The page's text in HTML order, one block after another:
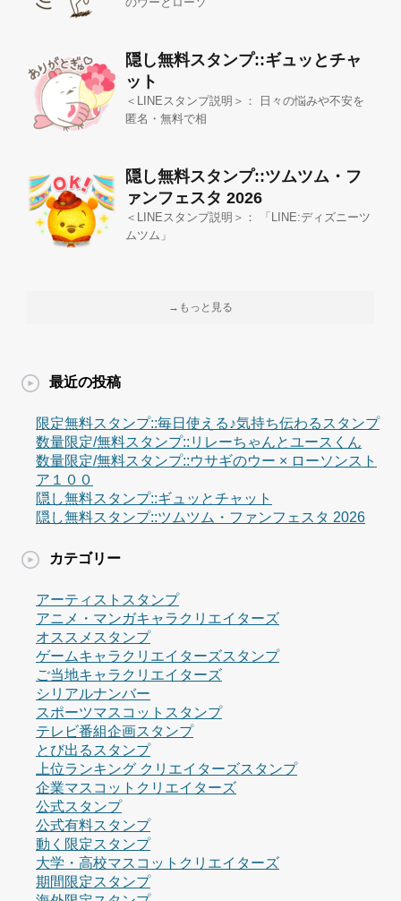
隠し無料スタンプ::ギュッとチャ
ット
＜LINEスタンプ説明＞： 日々の悩みや不安を
匿名・無料で相
隠し無料スタンプ::ツムツム・フ
ァンフェスタ 2026
＜LINEスタンプ説明＞： 「LINE:ディズニーツ
ムツム」
→もっと見る
最近の投稿
限定無料スタンプ::毎日使える♪気持ち伝わるスタンプ
数量限定/無料スタンプ::リレーちゃんとユースくん
数量限定/無料スタンプ::ウサギのウー × ローソンスト
ア１００
隠し無料スタンプ::ギュッとチャット
隠し無料スタンプ::ツムツム・ファンフェスタ 2026
カテゴリー
アーティストスタンプ
アニメ・マンガキャラクリエイターズ
オススメスタンプ
ゲームキャラクリエイターズスタンプ
ご当地キャラクリエイターズ
シリアルナンバー
スポーツマスコットスタンプ
テレビ番組企画スタンプ
とび出るスタンプ
上位ランキング クリエイターズスタンプ
企業マスコットクリエイターズ
公式スタンプ
公式有料スタンプ
動く限定スタンプ
大学・高校マスコットクリエイターズ
期間限定スタンプ